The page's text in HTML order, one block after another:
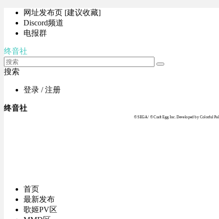
网址发布页 [建议收藏]
Discord频道
电报群
终音社
搜索
登录 / 注册
终音社
© SEGA / © Craft Egg Inc. Developed by Colorful
首页
最新发布
歌姬PV区